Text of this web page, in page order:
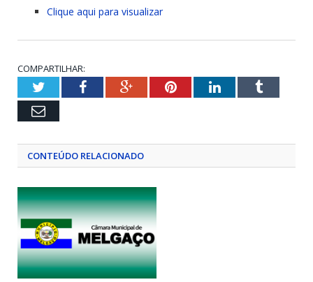
Clique aqui para visualizar
COMPARTILHAR:
TwitterFacebookGoogle+PinterestLinkedInTumblr
Email
CONTEÚDO RELACIONADO